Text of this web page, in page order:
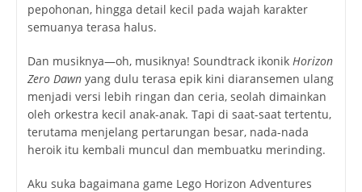
pepohonan, hingga detail kecil pada wajah karakter
semuanya terasa halus.
Dan musiknya—oh, musiknya! Soundtrack ikonik Horizon
Zero Dawnyang dulu terasa epik kini diaransemen ulang
menjadi versi lebih ringan dan ceria, seolah dimainkan
oleh orkestra kecil anak-anak. Tapi di saat-saat tertentu,
terutama menjelang pertarungan besar, nada-nada
heroik itu kembali muncul dan membuatku merinding.
Aku suka bagaimana game Lego Horizon Adventures